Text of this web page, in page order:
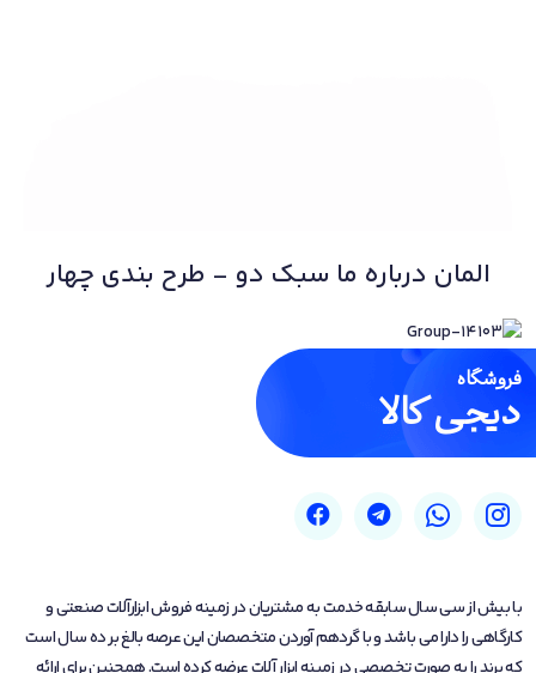
المان درباره ما سبک دو - طرح بندی چهار
فروشگاه
دیجی کالا
با بیش از سی سال سابقه خدمت به مشتریان در زمینه فروش ابزارآلات صنعتی و
کارگاهی را دارا می باشد و با گردهم آوردن متخصصان این عرصه بالغ بر ده سال است